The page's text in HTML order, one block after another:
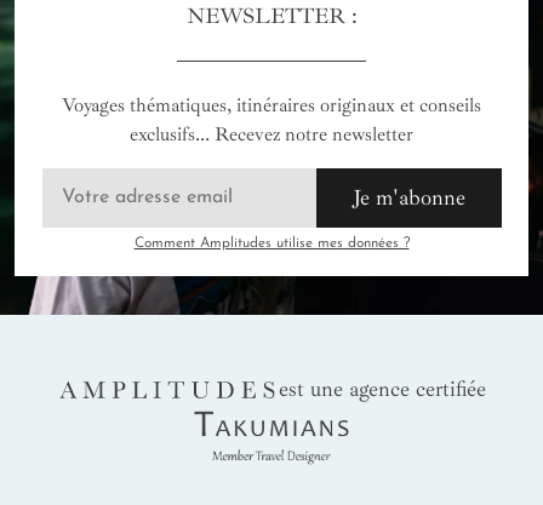
NEWSLETTER :
Voyages thématiques, itinéraires originaux et conseils
exclusifs... Recevez notre newsletter
Je m'abonne
Comment Amplitudes utilise mes données ?
AMPLITUDES
est une agence certifiée
Takumians